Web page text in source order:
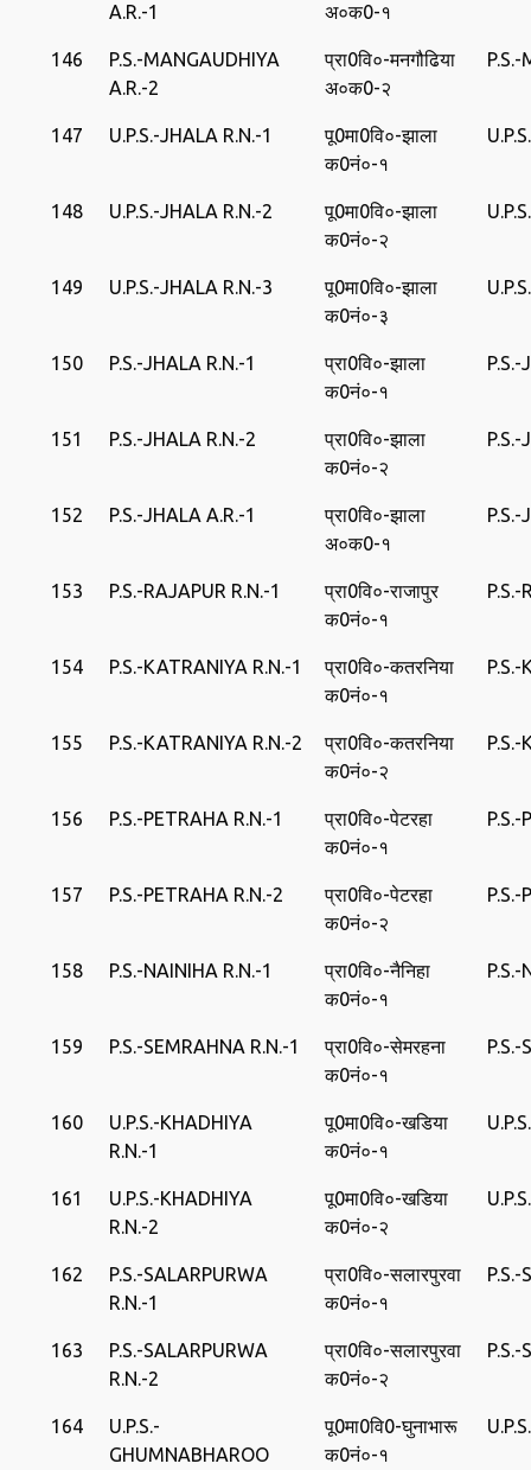
A.R.-1 अ०क0-१
146
P.S.-MANGAUDHIYA
A.R.-2
प्रा0वि०-मनगौढिया
अ०क0-२
147 U.P.S.-JHALA R.N.-1
पू0मा0वि०-झाला
क0नं०-१
148 U.P.S.-JHALA R.N.-2
पू0मा0वि०-झाला
क0नं०-२
149 U.P.S.-JHALA R.N.-3
पू0मा0वि०-झाला
क0नं०-३
150 P.S.-JHALA R.N.-1
प्रा0वि०-झाला
क0नं०-१
P.S.-
151 P.S.-JHALA R.N.-2
प्रा0वि०-झाला
क0नं०-२
P.S.-
152 P.S.-JHALA A.R.-1
प्रा0वि०-झाला
अ०क0-१
P.S.-
153 P.S.-RAJAPUR R.N.-1
प्रा0वि०-राजापुर
क0नं०-१
P.S.-
154 P.S.-KATRANIYA R.N.-1
प्रा0वि०-कतरनिया
क0नं०-१
155 P.S.-KATRANIYA R.N.-2
प्रा0वि०-कतरनिया
क0नं०-२
156 P.S.-PETRAHA R.N.-1
प्रा0वि०-पेटरहा
क0नं०-१
P.S.-
157 P.S.-PETRAHA R.N.-2
प्रा0वि०-पेटरहा
क0नं०-२
P.S.-
158 P.S.-NAINIHA R.N.-1
प्रा0वि०-नैनिहा
क0नं०-१
P.S.-
159 P.S.-SEMRAHNA R.N.-1
प्रा0वि०-सेमरहना
क0नं०-१
P.S.-
160
U.P.S.-KHADHIYA
R.N.-1
पू0मा0वि०-खडिया
क0नं०-१
161
U.P.S.-KHADHIYA
R.N.-2
पू0मा0वि०-खडिया
क0नं०-२
162
P.S.-SALARPURWA
R.N.-1
प्रा0वि०-सलारपुरवा
क0नं०-१
P.S.-
163
P.S.-SALARPURWA
R.N.-2
प्रा0वि०-सलारपुरवा
क0नं०-२
P.S.-
164
U.P.S.-
GHUMNABHAROO
पू0मा0वि0-घुनाभारू
क0नं०-१